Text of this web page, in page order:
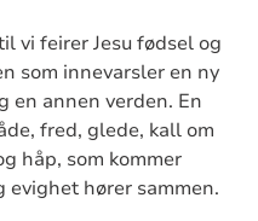
vi feirer Jesu fødsel og
som innevarsler en ny
en annen verden. En
fred, glede, kall om
håp, som kommer
evighet hører sammen.